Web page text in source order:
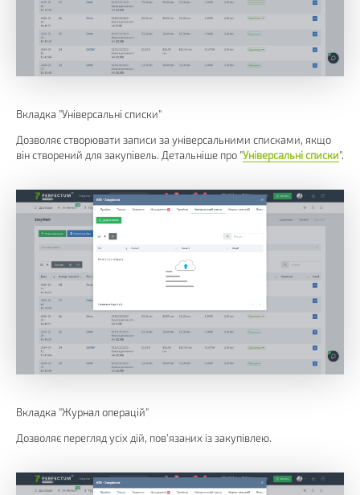
Вкладка "Універсальні списки"
Дозволяє створювати записи за універсальними списками, якщо
він створений для закупівель. Детальніше про "Універсальні списки".
Вкладка "Журнал операцій"
Дозволяє перегляд усіх дій, пов'язаних із закупівлею.